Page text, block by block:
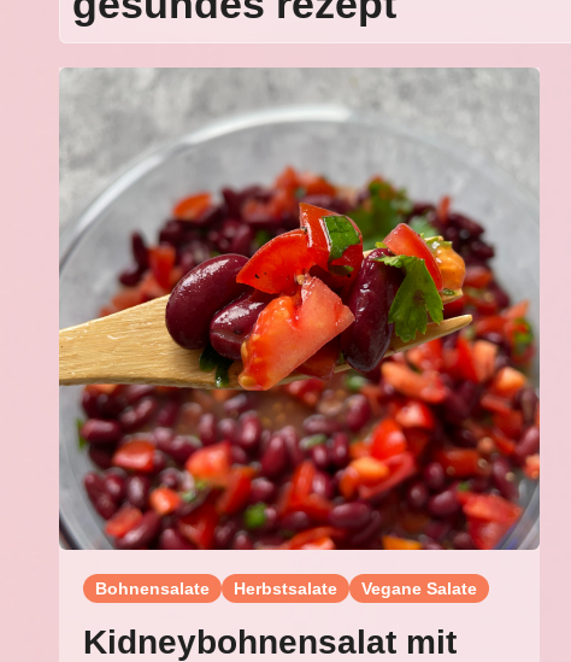
Bohnensalate Herbstsalate Vegane Salate
Kidneybohnensalat mit